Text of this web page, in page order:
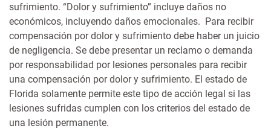
sufrimiento. “Dolor y sufrimiento” incluye daños no
económicos, incluyendo daños emocionales. Para recibir
compensación por dolor y sufrimiento debe haber un juicio
de negligencia. Se debe presentar un reclamo o demanda
por responsabilidad por lesiones personales para recibir
una compensación por dolor y sufrimiento. El estado de
Florida solamente permite este tipo de acción legal si las
lesiones sufridas cumplen con los criterios del estado de
una lesión permanente.